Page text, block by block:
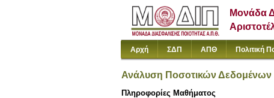
Μονάδα
Αρχή ΣΔΠ ΑΠΘ Πολιτική
Ανάλυση Ποσοτικών Δεδομένων
Πληροφορίες Μαθήματος